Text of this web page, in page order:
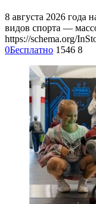
8 августа 2026 года
видов спорта —
https://schema.org/
0Бесплатно 1546 8